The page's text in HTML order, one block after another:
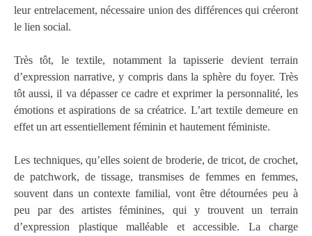
leur entrelacement, nécessaire union des différences qui créeront
le lien social.
Très tôt, le textile, notamment la tapisserie devient terrain
d’expression narrative, y compris dans la sphère du foyer. Très
tôt aussi, il va dépasser ce cadre et exprimer la personnalité, les
émotions et aspirations de sa créatrice. L’art textile demeure en
effet un art essentiellement féminin et hautement féministe.
Les techniques, qu’elles soient de broderie, de tricot, de crochet,
de patchwork, de tissage, transmises de femmes en femmes,
souvent dans un contexte familial, vont être détournées peu à
peu par des artistes féminines, qui y trouvent un terrain
d’expression plastique malléable et accessible. La charge